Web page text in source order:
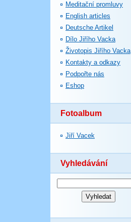
Meditační promluvy
English articles
Deutsche Artikel
Dílo Jiřího Vacka
Životopis Jiřího Vacka
Kontakty a odkazy
Podpořte nás
Eshop
Fotoalbum
Jiří Vacek
Vyhledávání